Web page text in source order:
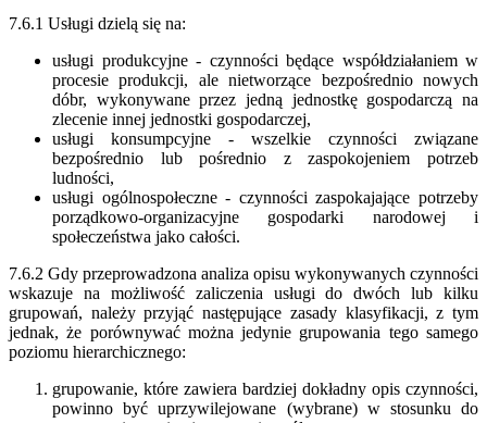
7.6.1 Usługi dzielą się na:
usługi produkcyjne - czynności będące współdziałaniem w
procesie produkcji, ale nietworzące bezpośrednio nowych
dóbr, wykonywane przez jedną jednostkę gospodarczą na
zlecenie innej jednostki gospodarczej,
usługi konsumpcyjne - wszelkie czynności związane
bezpośrednio lub pośrednio z zaspokojeniem potrzeb
ludności,
usługi ogólnospołeczne - czynności zaspokajające potrzeby
porządkowo-organizacyjne gospodarki narodowej i
społeczeństwa jako całości.
7.6.2 Gdy przeprowadzona analiza opisu wykonywanych czynności
wskazuje na możliwość zaliczenia usługi do dwóch lub kilku
grupowań, należy przyjąć następujące zasady klasyfikacji, z tym
jednak, że porównywać można jedynie grupowania tego samego
poziomu hierarchicznego:
grupowanie, które zawiera bardziej dokładny opis czynności,
powinno być uprzywilejowane (wybrane) w stosunku do